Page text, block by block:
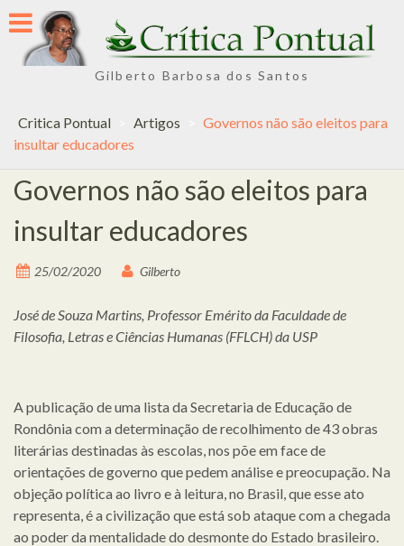
Skip
to
content
Gilberto Barbosa dos Santos
Critica Pontual Artigos
Governos não são eleitos para
insultar educadores
Governos não são eleitos para
insultar educadores
25/02/2020 Gilberto
José de Souza Martins, Professor Emérito da Faculdade de
Filosofia, Letras e Ciências Humanas (FFLCH) da USP
A publicação de uma lista da Secretaria de Educação de
Rondônia com a determinação de recolhimento de 43 obras
literárias destinadas às escolas, nos põe em face de
orientações de governo que pedem análise e preocupação. Na
objeção política ao livro e à leitura, no Brasil, que esse ato
representa, é a civilização que está sob ataque com a chegada
ao poder da mentalidade do desmonte do Estado brasileiro.